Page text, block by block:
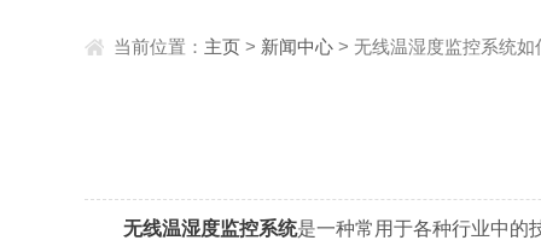
当前位置： 主页 > 新闻中心 > 无线温湿度监控系统
无线温湿度监控系统是一种常用于各种行业中的